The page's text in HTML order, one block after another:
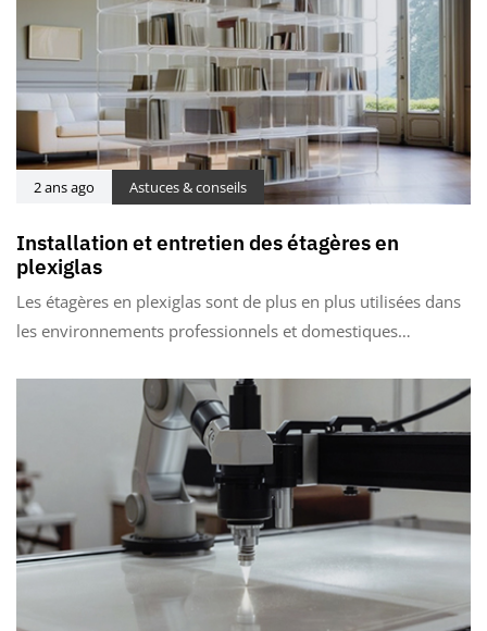
2 ans ago Astuces & conseils
Installation et entretien des étagères en
plexiglas
Les étagères en plexiglas sont de plus en plus utilisées dans
les environnements professionnels et domestiques…